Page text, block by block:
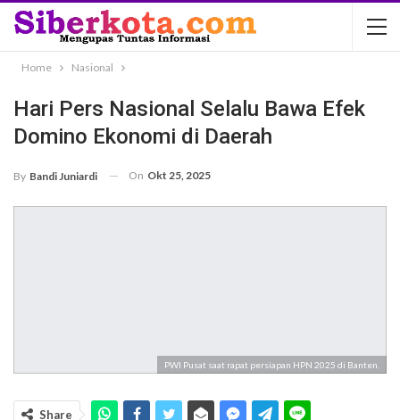
Home Nasional
Hari Pers Nasional Selalu Bawa Efek
Domino Ekonomi di Daerah
By Bandi Juniardi On Okt 25, 2025
PWI Pusat saat rapat persiapan HPN 2025 di Banten.
Share